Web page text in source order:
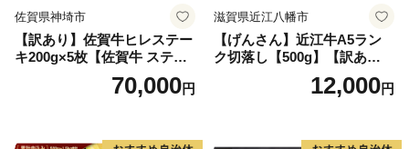
佐賀県神埼市
【訳あり】佐賀牛ヒレステー
キ200g×5枚【佐賀牛 ステー
キ ブランド肉 ヒレ肉 フィレ
肉 ジューシー ヘルシー】(H0
70,000円
滋賀県近江八幡市
【げんさん】近江牛A5ラン
ク切落し【500g】【訳あり】
12,000円